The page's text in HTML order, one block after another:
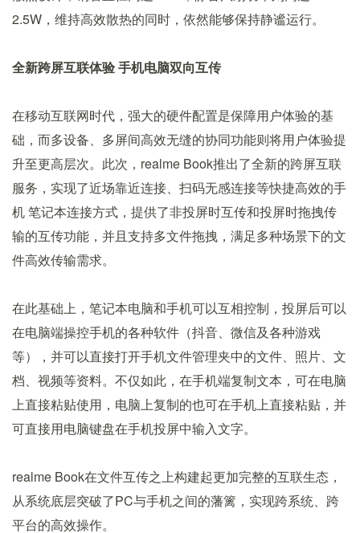
2.5W，维持高效散热的同时，依然能够保持静谧运行。
全新跨屏互联体验 手机电脑双向互传
在移动互联网时代，强大的硬件配置是保障用户体验的基
础，而多设备、多屏间高效无缝的协同功能则将用户体验提
升至更高层次。此次，realme Book推出了全新的跨屏互联
服务，实现了近场靠近连接、扫码无感连接等快捷高效的手
机 笔记本连接方式，提供了非投屏时互传和投屏时拖拽传
输的互传功能，并且支持多文件拖拽，满足多种场景下的文
件高效传输需求。
在此基础上，笔记本电脑和手机可以互相控制，投屏后可以
在电脑端操控手机的各种软件（抖音、微信及各种游戏
等），并可以直接打开手机文件管理夹中的文件、照片、文
档、视频等资料。不仅如此，在手机端复制文本，可在电脑
上直接粘贴使用，电脑上复制的也可在手机上直接粘贴，并
可直接用电脑键盘在手机投屏中输入文字。
realme Book在文件互传之上构建起更加完整的互联生态，
从系统底层突破了PC与手机之间的藩篱，实现跨系统、跨
平台的高效操作。